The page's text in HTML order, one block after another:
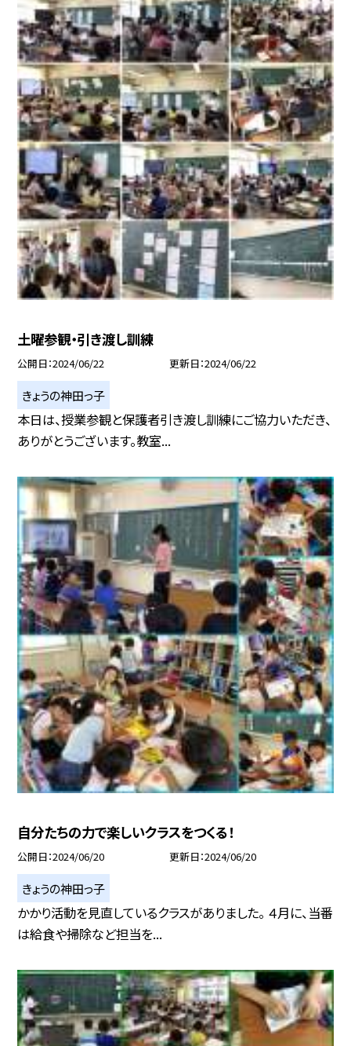
土曜参観・引き渡し訓練
公開日 2024/06/22 更新日 2024/06/22
きょうの神田っ子
本日は、授業参観と保護者引き渡し訓練にご協力いただき、
ありがとうございます。教室...
自分たちの力で楽しいクラスをつくる！
公開日 2024/06/20 更新日 2024/06/20
きょうの神田っ子
かかり活動を見直しているクラスがありました。 ４月に、当番
は給食や掃除など担当を...